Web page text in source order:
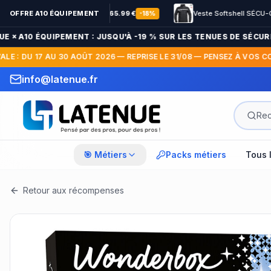
OFFRE A10 ÉQUIPEMENT
Parka Hardshell SÉCU-ONE WF 150 flap Sécurité Privée noir 79.99€65.99 -18% Veste Softshell SÉCU-ONE HV-TAPE Sécurité Privée noir
× A10 ÉQUIPEMENT : JUSQU'À -19 % SUR LES TENUES DE
: DU 17 AU 30 AOÛT 2026 — REPRISE LE 31/08 — PENSEZ À VOS
info@latenue.fr
🎯 Métiers Packs métiers Tous
Retour aux récompenses